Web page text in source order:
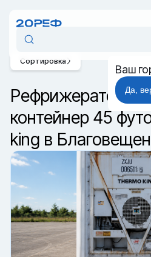
Ваш
Да,
контейнер 45
king в
Сортировка